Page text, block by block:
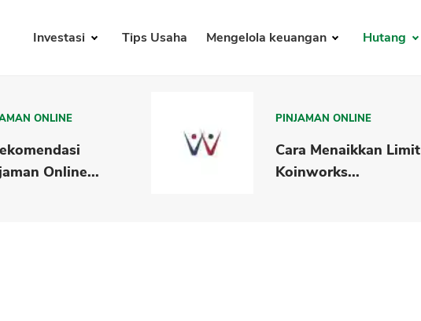
Investasi Tips Usaha Mengelola keuangan Hutang
ONLINE
Online...
PINJAMAN ONLINE
Cara Menaikkan Limit
Koinworks...